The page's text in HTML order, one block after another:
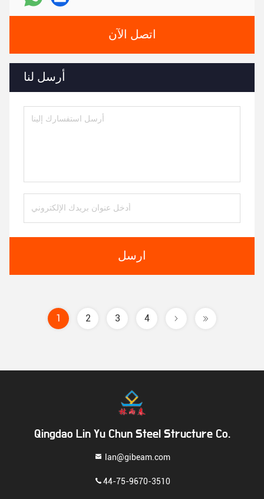
اتصل الآن
أرسل لنا
ارسل
1 2 3 4
Qingdao Lin Yu Chun Steel Structure Co.
lan@gibeam.com
44-75-9670-3510